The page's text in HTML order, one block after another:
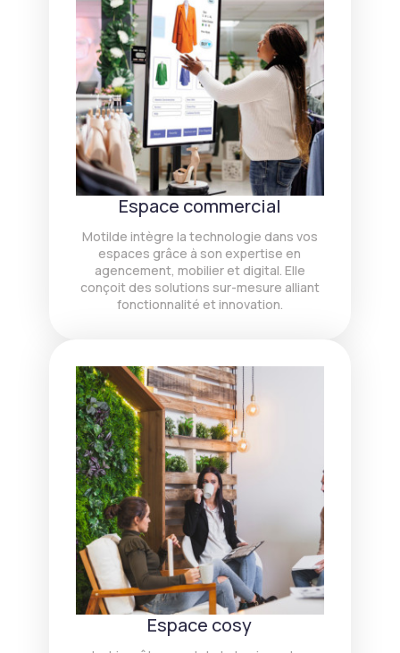
Espace commercial
Motilde intègre la technologie dans vos
espaces grâce à son expertise en
agencement, mobilier et digital. Elle
conçoit des solutions sur-mesure alliant
fonctionnalité et innovation.
Espace cosy